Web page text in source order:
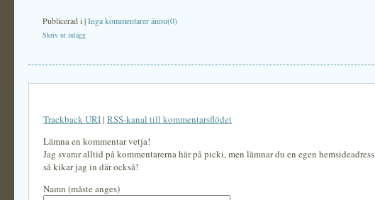
Publicerad i|Inga kommentarer ännu(0)
Skriv ut inlägg
Trackback URI| RSS-kanal till kommentarsflödet
Lämna en kommentar vetja!
Jag svarar alltid på kommentarerna här på picki, men lämnar du en egen hemsideadress
så kikar jag in där också!
Namn (måste anges)